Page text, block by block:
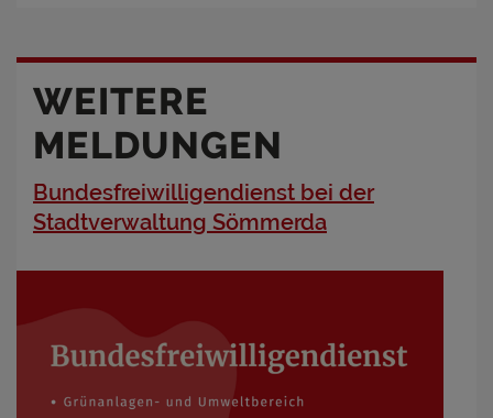
WEITERE
MELDUNGEN
Bundesfreiwilligendienst bei der
Stadtverwaltung Sömmerda